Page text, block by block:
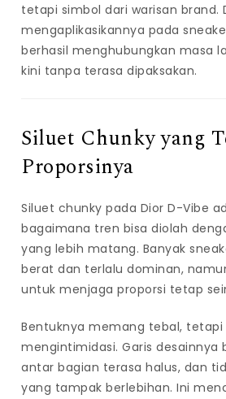
tetapi simbol dari warisan brand.
mengaplikasikannya pada
berhasil menghubungkan masa
kini tanpa terasa dipaksakan.
Siluet Chunky yang
Proporsinya
Siluet chunky pada Dior D-Vibe
bagaimana tren bisa diolah
yang lebih matang. Banyak
berat dan terlalu dominan,
untuk menjaga proporsi tetap
Bentuknya memang tebal, tetapi
mengintimidasi. Garis desainnya
antar bagian terasa halus, dan
yang tampak berlebihan. Ini